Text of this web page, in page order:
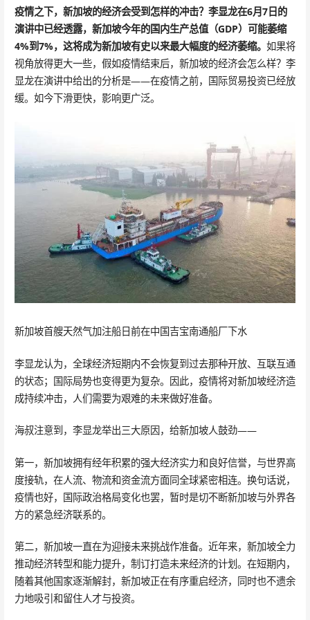
疫情之下，新加坡的经济会受到怎样的冲击？李显龙在6月7日的
演讲中已经透露，新加坡今年的国内生产总值（GDP）可能萎缩
4%到7%，这将成为新加坡有史以来最大幅度的经济萎缩。 如果将
视角放得更大一些，假如疫情结束后，新加坡的经济会怎么样？李
显龙在演讲中给出的分析是——在疫情之前，国际贸易投资已经放
缓。如今下滑更快，影响更广泛。
新加坡首艘天然气加注船日前在中国吉宝南通船厂下水
李显龙认为，全球经济短期内不会恢复到过去那种开放、互联互通
的状态；国际局势也变得更为复杂。因此，疫情将对新加坡经济造
成持续冲击，人们需要为艰难的未来做好准备。
海叔注意到，李显龙举出三大原因，给新加坡人鼓劲——
第一，新加坡拥有经年积累的强大经济实力和良好信誉，与世界高
度接轨，在人流、物流和资金流方面同全球紧密相连。换句话说，
疫情也好，国际政治格局变化也罢，暂时是切不断新加坡与外界各
方的紧急经济联系的。
第二，新加坡一直在为迎接未来挑战作准备。近年来，新加坡全力
推动经济转型和能力提升，制订打造未来经济的计划。在短期内，
随着其他国家逐渐解封，新加坡正在有序重启经济，同时也不遗余
力地吸引和留住人才与投资。